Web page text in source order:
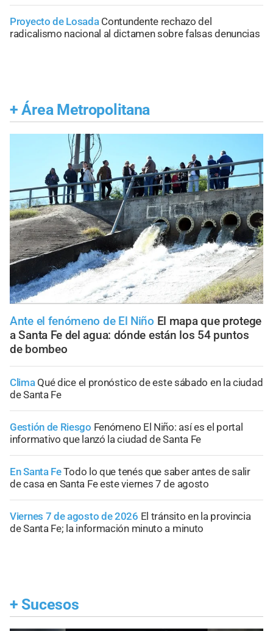
Proyecto de Losada Contundente rechazo del
radicalismo nacional al dictamen sobre falsas denuncias
+ Área Metropolitana
Ante el fenómeno de El Niño El mapa que protege
a Santa Fe del agua: dónde están los 54 puntos
de bombeo
Clima Qué dice el pronóstico de este sábado en la ciudad
de Santa Fe
Gestión de Riesgo Fenómeno El Niño: así es el portal
informativo que lanzó la ciudad de Santa Fe
En Santa FeTodo lo que tenés que saber antes de salir
de casa en Santa Fe este viernes 7 de agosto
Viernes 7 de agosto de 2026 El tránsito en la provincia
de Santa Fe; la información minuto a minuto
+ Sucesos